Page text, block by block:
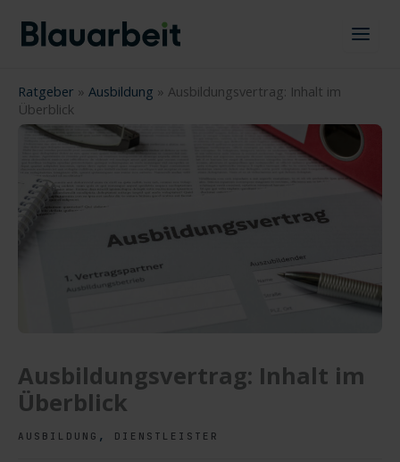
Inhalt
springen
Ratgeber » Ausbildung » Ausbildungsvertrag: Inhalt im
Überblick
Ausbildungsvertrag: Inhalt im
Überblick
AUSBILDUNG , DIENSTLEISTER